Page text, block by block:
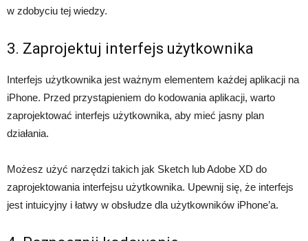
w zdobyciu tej wiedzy.
3. Zaprojektuj interfejs użytkownika
Interfejs użytkownika jest ważnym elementem każdej aplikacji na
iPhone. Przed przystąpieniem do kodowania aplikacji, warto
zaprojektować interfejs użytkownika, aby mieć jasny plan
działania.
Możesz użyć narzędzi takich jak Sketch lub Adobe XD do
zaprojektowania interfejsu użytkownika. Upewnij się, że interfejs
jest intuicyjny i łatwy w obsłudze dla użytkowników iPhone’a.